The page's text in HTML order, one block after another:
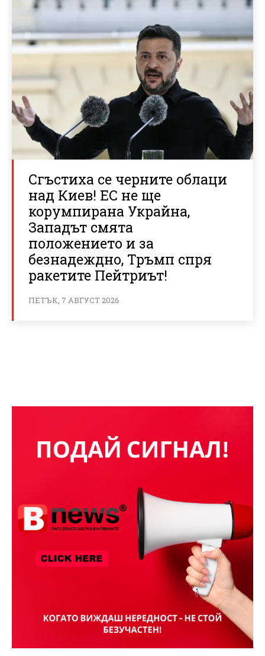
Сгъстиха се черните облаци
над Киев! ЕС не ще
корумпирана Украйна,
Западът смята
положението и за
безнадеждно, Тръмп спря
ракетите Пейтриът!
ПЕТЪК, 7 АВГУСТ 2026